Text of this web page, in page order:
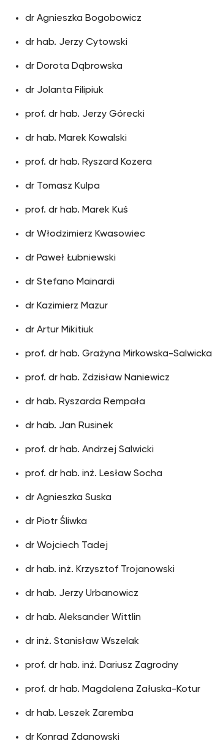
dr Agnieszka Bogobowicz
dr hab. Jerzy Cytowski
dr Dorota Dąbrowska
dr Jolanta Filipiuk
prof. dr hab. Jerzy Górecki
dr hab. Marek Kowalski
prof. dr hab. Ryszard Kozera
dr Tomasz Kulpa
prof. dr hab. Marek Kuś
dr Włodzimierz Kwasowiec
dr Paweł Łubniewski
dr Stefano Mainardi
dr Kazimierz Mazur
dr Artur Mikitiuk
prof. dr hab. Grażyna Mirkowska-Salwicka
prof. dr hab. Zdzisław Naniewicz
dr hab. Ryszarda Rempała
dr hab. Jan Rusinek
prof. dr hab. Andrzej Salwicki
prof. dr hab. inż. Lesław Socha
dr Agnieszka Suska
dr Piotr Śliwka
dr Wojciech Tadej
dr hab. inż. Krzysztof Trojanowski
dr hab. Jerzy Urbanowicz
dr hab. Aleksander Wittlin
dr inż. Stanisław Wszelak
prof. dr hab. inż. Dariusz Zagrodny
prof. dr hab. Magdalena Załuska-Kotur
dr hab. Leszek Zaremba
dr Konrad Zdanowski